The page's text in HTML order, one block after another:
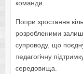
команди.
Попри зростання
розробленими
супроводу, що
педагогічну
середовища.